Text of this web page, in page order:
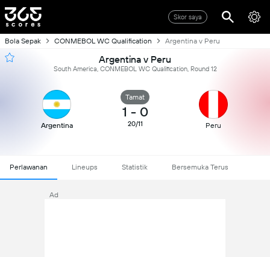
Skor saya
Bola Sepak CONMEBOL WC Qualification Argentina v Peru
Argentina v Peru
South America, CONMEBOL WC Qualification, Round 12
Argentina
Tamat
1 - 0
20/11 Peru
Perlawanan Lineups Statistik Bersemuka Terus
Ad